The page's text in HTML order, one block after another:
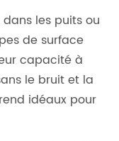
les puits ou
de surface
capacité à
le bruit et la
idéaux pour